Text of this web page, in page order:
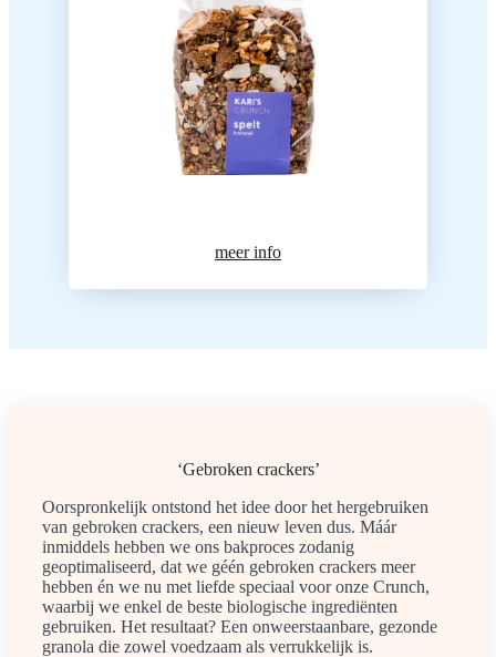
meer info
‘Gebroken crackers’
Oorspronkelijk ontstond het idee door het hergebruiken
van gebroken crackers, een nieuw leven dus. Máár
inmiddels hebben we ons bakproces zodanig
geoptimaliseerd, dat we géén gebroken crackers meer
hebben én we nu met liefde speciaal voor onze Crunch,
waarbij we enkel de beste biologische ingrediënten
gebruiken. Het resultaat? Een onweerstaanbare, gezonde
granola die zowel voedzaam als verrukkelijk is.